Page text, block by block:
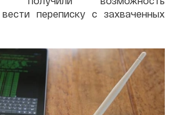
переписку с захваченных